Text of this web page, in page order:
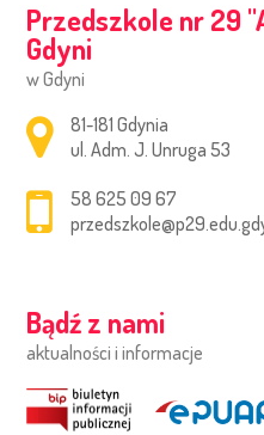
Przedszkole nr 29
Gdyni
w Gdyni
Adres pocztowy:
81-181 Gdynia
ul. Adm. J. Unruga 53
58 625 09 67
Bądź z nami
aktualności i informacje